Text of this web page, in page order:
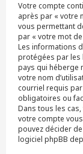
Votre compte
après par « votre
vous permettant
par « votre mot
Les informations
protégées par les
pays qui héberge
votre nom
courriel requis
obligatoires ou
Dans tous les
votre compte
pouvez décider
logiciel phpBB